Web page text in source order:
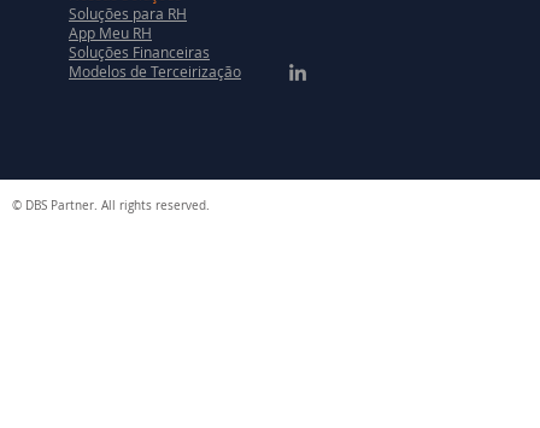
Soluções para RH
App Meu RH
Soluções Financeiras
Modelos de Terceirização
© DBS Partner. All rights reserved.